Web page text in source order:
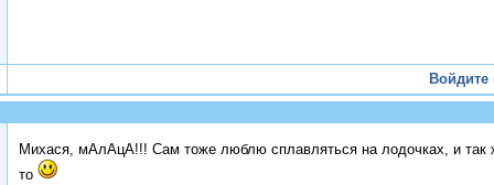
Войдите
Михася, мАлАцА!!! Сам тоже люблю сплавляться на лодочках, и
то